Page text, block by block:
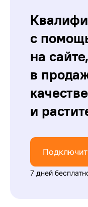
с
на
в
и
7 дней